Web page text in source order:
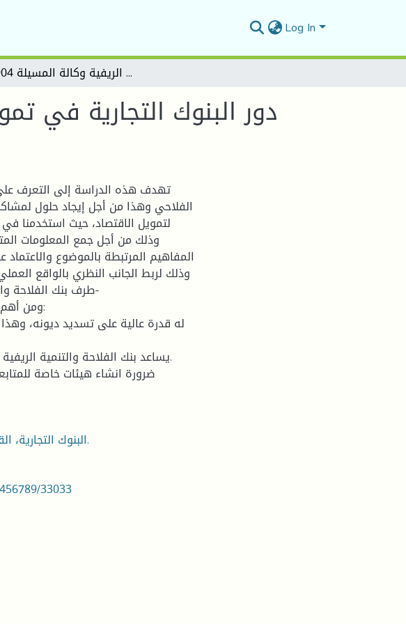
Log In
دور البنوك التجارية في تمويل القطاع الفلاحي -دراسة حالة بنك الفلاحة والتنمية الريفية وكالة المسيلة 904-
دور البنوك التجارية في
تهدف هذه الدراسة إلى التعرف
الفلاحي وهذا من أجل إيجاد حلول
لتمويل الاقتصاد، حيث استخدمنا
وذلك من أجل جمع المعلومات
المفاهيم المرتبطة بالموضوع
وذلك لربط الجانب النظري بالواقع
ومن أهم
البنوك التجارية، القروض البنكية، القطاع الفلاحي، التمويل.
33033